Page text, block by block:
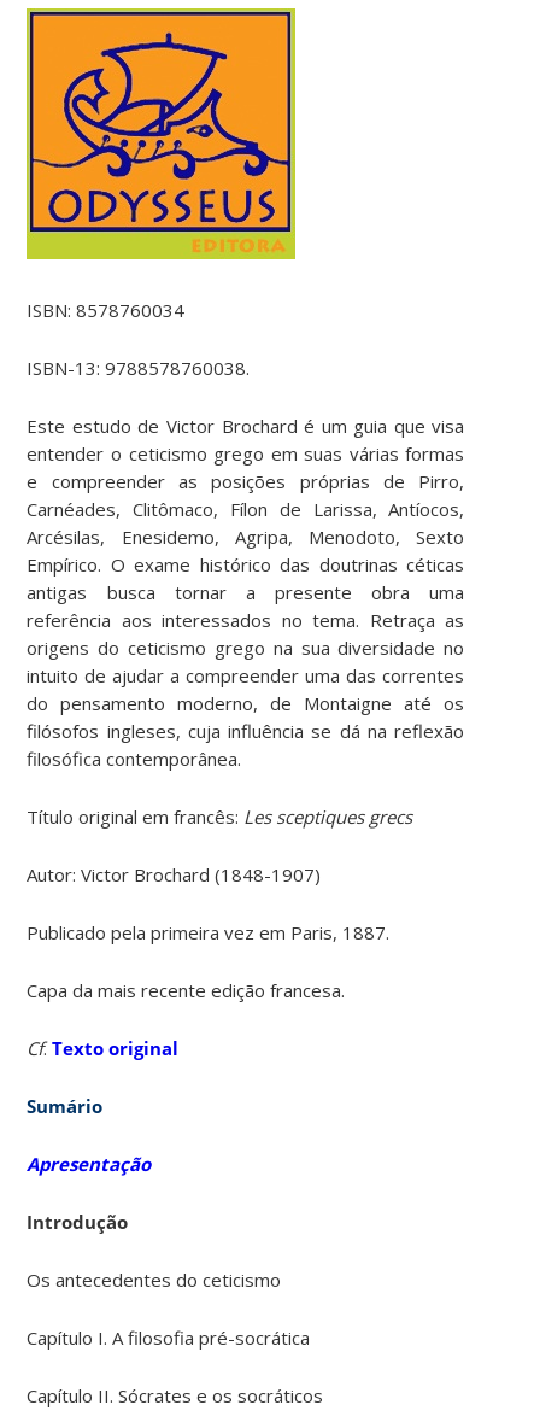
ISBN: 8578760034
ISBN-13: 9788578760038.
Este estudo de Victor Brochard é um guia que visa
entender o ceticismo grego em suas várias formas
e compreender as posições próprias de Pirro,
Carnéades, Clitômaco, Fílon de Larissa, Antíocos,
Arcésilas, Enesidemo, Agripa, Menodoto, Sexto
Empírico. O exame histórico das doutrinas céticas
antigas busca tornar a presente obra uma
referência aos interessados no tema. Retraça as
origens do ceticismo grego na sua diversidade no
intuito de ajudar a compreender uma das correntes
do pensamento moderno, de Montaigne até os
filósofos ingleses, cuja influência se dá na reflexão
filosófica contemporânea.
Título original em francês: Lessceptiques grecs
Autor: Victor Brochard (1848-1907)
Publicado pela primeira vez em Paris, 1887.
Capa da mais recente edição francesa.
Cf.Texto original
Sumário
Apresentação
Introdução
Os antecedentes do ceticismo
Capítulo I. A filosofia pré-socrática
Capítulo II. Sócrates e os socráticos